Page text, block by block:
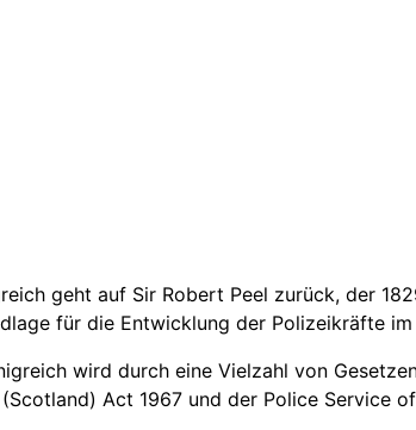
geht auf Sir Robert Peel zurück, der
für die Entwicklung der Polizeikräfte
wird durch eine Vielzahl von
Act 1967 und der Police Service